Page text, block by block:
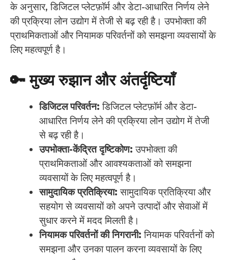
के अनुसार, डिजिटल प्लेटफ़ॉर्म और डेटा-आधारित निर्णय लेने
की प्रक्रिया लोन उद्योग में तेजी से बढ़ रही है। उपभोक्ता की
प्राथमिकताओं और नियामक परिवर्तनों को समझना व्यवसायों के
लिए महत्वपूर्ण है।
🔑 मुख्य रुझान और अंतर्दृष्टियाँ
डिजिटल परिवर्तन: डिजिटल प्लेटफ़ॉर्म और डेटा-
आधारित निर्णय लेने की प्रक्रिया लोन उद्योग में तेजी
से बढ़ रही है।
उपभोक्ता-केंद्रित दृष्टिकोण: उपभोक्ता की
प्राथमिकताओं और आवश्यकताओं को समझना
व्यवसायों के लिए महत्वपूर्ण है।
सामुदायिक प्रतिक्रिया: सामुदायिक प्रतिक्रिया और
सहयोग से व्यवसायों को अपने उत्पादों और सेवाओं में
सुधार करने में मदद मिलती है।
नियामक परिवर्तनों की निगरानी: नियामक परिवर्तनों को
समझना और उनका पालन करना व्यवसायों के लिए